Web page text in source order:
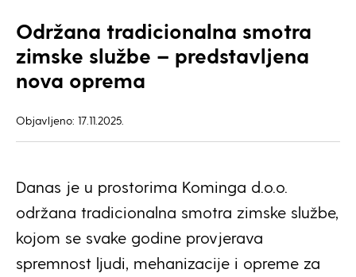
Održana tradicionalna smotra
zimske službe – predstavljena
nova oprema
Objavljeno: 17.11.2025.
Danas je u prostorima Kominga d.o.o.
održana tradicionalna smotra zimske službe,
kojom se svake godine provjerava
spremnost ljudi, mehanizacije i opreme za